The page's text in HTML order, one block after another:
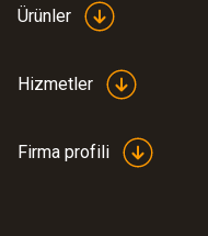
Ürünler
Hizmetler
Firma profili